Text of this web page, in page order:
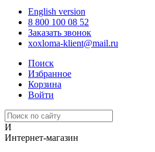
English version
8 800 100 08 52
Заказать звонок
xoxloma-klient@mail.ru
Поиск
Избранное
Корзина
Войти
И
Интернет-магазин